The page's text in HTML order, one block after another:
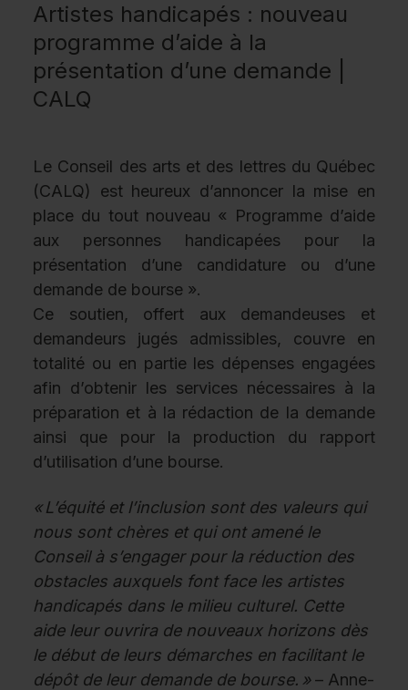
Artistes handicapés : nouveau
programme d’aide à la
présentation d’une demande |
CALQ
Le Conseil des arts et des lettres du Québec
(CALQ) est heureux d’annoncer la mise en
place du tout nouveau « Programme d’aide
aux personnes handicapées pour la
présentation d’une candidature ou d’une
demande de bourse ».
Ce soutien, offert aux demandeuses et
demandeurs jugés admissibles, couvre en
totalité ou en partie les dépenses engagées
afin d’obtenir les services nécessaires à la
préparation et à la rédaction de la demande
ainsi que pour la production du rapport
d’utilisation d’une bourse.
« L’équité et l’inclusion sont des valeurs qui
nous sont chères et qui ont amené le
Conseil à s’engager pour la réduction des
obstacles auxquels font face les artistes
handicapés dans le milieu culturel. Cette
aide leur ouvrira de nouveaux horizons dès
le début de leurs démarches en facilitant le
dépôt de leur demande de bourse. »– Anne-